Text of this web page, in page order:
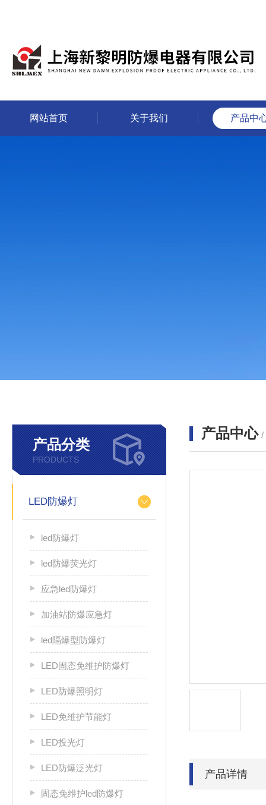
网站首页 关于我们 产品中
产品分类
PRODUCTS
LED防爆灯
led防爆灯
led防爆荧光灯
应急led防爆灯
加油站防爆应急灯
led隔爆型防爆灯
LED固态免维护防爆灯
LED防爆照明灯
LED免维护节能灯
LED投光灯
LED防爆泛光灯
固态免维护led防爆灯
产品中心 /
产品详情